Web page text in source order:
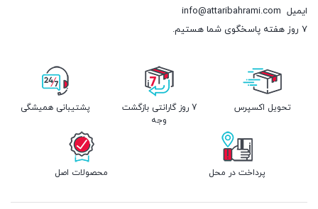
ایمیل info@attaribahrami.com
۷ روز هفته پاسخگوی شما هستیم.
تحویل اکسپرس
7 روز گارانتی بازگشت
وجه
پشتیبانی همیشگی
پرداخت در محل محصولات اصل